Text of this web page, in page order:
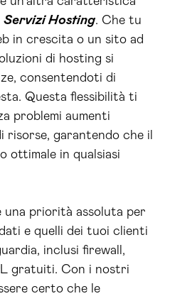
Servizi Hosting. Che tu
in crescita o un sito ad
di hosting si
consentendoti di
Questa flessibilità ti
problemi aumenti
risorse, garantendo che il
ottimale in qualsiasi
una priorità assoluta per
e quelli dei tuoi clienti
inclusi firewall,
gratuiti. Con i nostri
certo che le